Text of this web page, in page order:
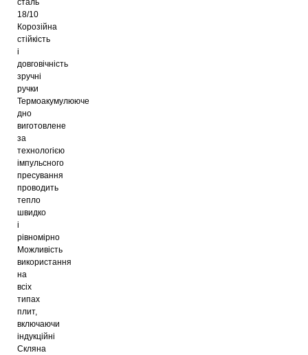
сталь
18/10
Корозійна
стійкість
і
довговічність
зручні
ручки
Термоакумулююче
дно
виготовлене
за
технологією
імпульсного
пресування
проводить
тепло
швидко
і
рівномірно
Можливість
використання
на
всіх
типах
плит,
включаючи
індукційні
Скляна